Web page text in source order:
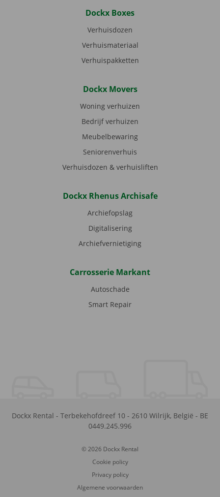
Dockx Boxes
Verhuisdozen
Verhuismateriaal
Verhuispakketten
Dockx Movers
Woning verhuizen
Bedrijf verhuizen
Meubelbewaring
Seniorenverhuis
Verhuisdozen & verhuisliften
Dockx Rhenus Archisafe
Archiefopslag
Digitalisering
Archiefvernietiging
Carrosserie Markant
Autoschade
Smart Repair
Dockx Rental - Terbekehofdreef 10 - 2610 Wilrijk, België - BE
0449.245.996
© 2026 Dockx Rental
Cookie policy
Privacy policy
Algemene voorwaarden